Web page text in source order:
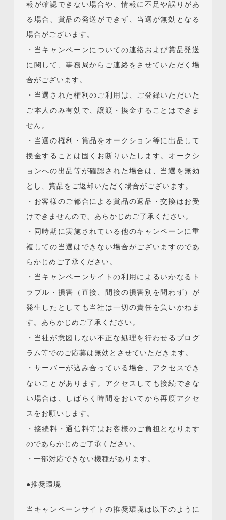
報が確認できない場合や、情報に不足や誤りがあ
る場合、賞品の発送ができず、当選が無効となる
場合がございます。
・当キャンペーンについての連絡および賞品発送
に関して、事務局からご連絡をさせていただく場
合がございます。
・当選された権利のご利用は、ご登録いただいた
ご本人のみ有効で、譲渡・換金することはできま
せん。
・当選の権利・賞品をオークション等に出品して
換金することは固くお断りいたします。オークシ
ョンへの出品等が確認された場合は、当選を無効
とし、賞品をご返却いただく場合がございます。
・お客様のご都合による賞品の返品・交換はお受
けできませんので、あらかじめご了承ください。
・同時期に実施されている他のキャンペーンに重
複しての当選はできない場合がございますのであ
らかじめご了承ください。
・当キャンペーンサイトの利用によるいかなるト
ラブル・損害（直接、間接の損害別を問わず）が
発生したとしても当社は一切の責任を負いかねま
す。あらかじめご了承ください。
・当社が意図しない不正な処理を行わせるプログ
ラム等でのご応募は無効とさせていただきます。
・サーバーが込み合っている場合、アクセスでき
ないことがあります。アクセスしても接続できな
い場合は、しばらく時間をおいてから再度アクセ
スをお願いします。
・接続料・通信料等はお客様のご負担となります
のであらかじめご了承ください。
・一部対応できない機種があります。
●推奨環境
当キャンペーンサイトの推奨環境は以下のように